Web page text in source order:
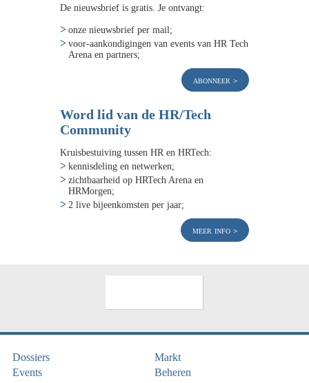
De nieuwsbrief is gratis. Je ontvangt:
onze nieuwsbrief per mail;
voor-aankondigingen van events van HR Tech
Arena en partners;
abonneer
Word lid van de HR/Tech
Community
Kruisbestuiving tussen HR en HRTech:
kennisdeling en netwerken;
zichtbaarheid op HRTech Arena en
HRMorgen;
2 live bijeenkomsten per jaar;
meer info
Dossiers
Events
Markt
Beheren